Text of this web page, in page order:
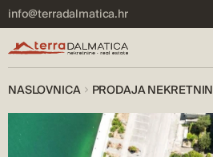
info@terradalmatica.hr
NASLOVNICA PRODAJA